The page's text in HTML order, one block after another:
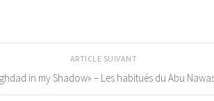
ARTICLE SUIVANT
in my Shadow» – Les habitués du Abu